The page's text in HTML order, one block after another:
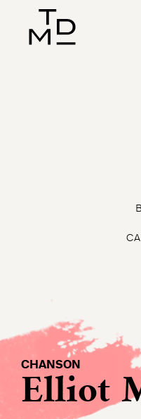
CHANSON
Elliot